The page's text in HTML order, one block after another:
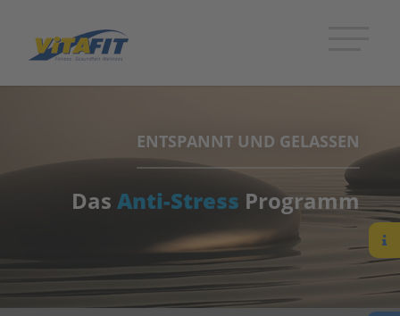
ENTSPANNT UND GELASSEN
DasAnti-Stress Programm